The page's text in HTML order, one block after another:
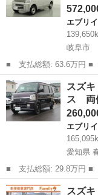
エブリイ
岐阜市
■ 支払総額: 63.6万円 ■ 車両本体価格： 572,000 円 ■ メーカー
名： スズキ ■ 車種名
ッド ミュージックプレ
簿 キーレス...
岐阜 岐阜市 エブ
スズ
ス 両
エブリイ
愛知県
■ 支払総額: 29.8万円 ■ 車両本体価格： 260,000 円 ■ メーカー
名： スズキ ■ 車種名
Ｐ ＭＴ車 キーレス 両
愛知 春日井市
スズ